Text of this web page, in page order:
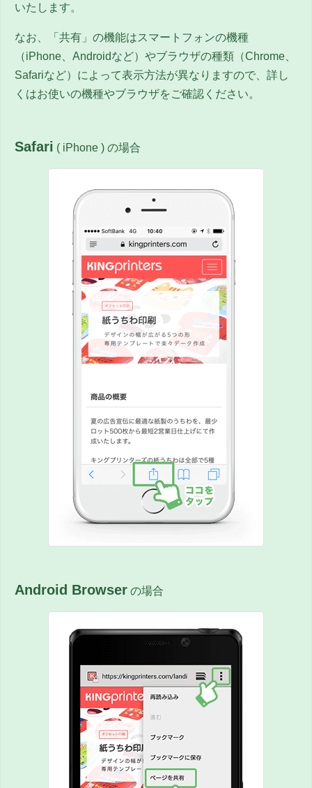
いたします。
なお、「共有」の機能はスマートフォンの機種
（iPhone、Androidなど）やブラウザの種類（Chrome、
Safariなど）によって表示方法が異なりますので、詳し
くはお使いの機種やブラウザをご確認ください。
Safari ( iPhone ) の場合
Android Browser の場合